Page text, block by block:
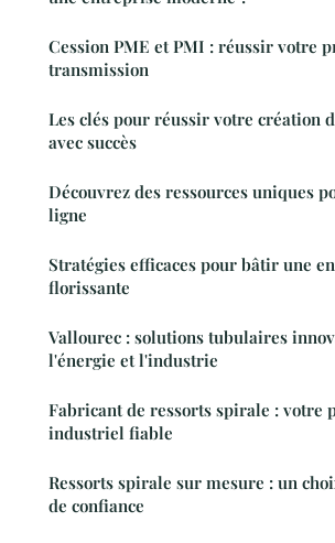
Cession PME et PMI : réussir votre
transmission
Les clés pour réussir votre création
avec succès
Découvrez des ressources uniques
ligne
Stratégies efficaces pour bâtir une
florissante
Vallourec : solutions tubulaires
l'énergie et l'industrie
Fabricant de ressorts spirale : votre
industriel fiable
Ressorts spirale sur mesure : un
de confiance